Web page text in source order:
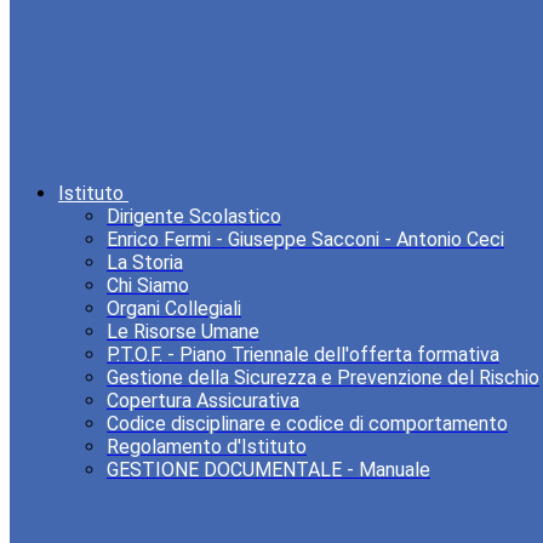
Istituto
Dirigente Scolastico
Enrico Fermi - Giuseppe Sacconi - Antonio Ceci
La Storia
Chi Siamo
Organi Collegiali
Le Risorse Umane
P.T.O.F. - Piano Triennale dell'offerta formativa
Gestione della Sicurezza e Prevenzione del Rischio
Copertura Assicurativa
Codice disciplinare e codice di comportamento
Regolamento d'Istituto
GESTIONE DOCUMENTALE - Manuale